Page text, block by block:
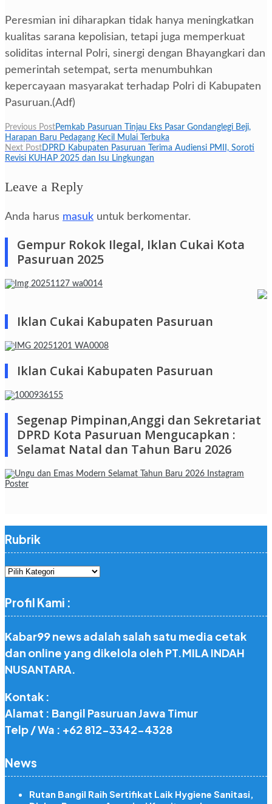
Peresmian ini diharapkan tidak hanya meningkatkan
kualitas sarana kepolisian, tetapi juga memperkuat
soliditas internal Polri, sinergi dengan Bhayangkari dan
pemerintah setempat, serta menumbuhkan
kepercayaan masyarakat terhadap Polri di Kabupaten
Pasuruan.(Adf)
Navigasi
pos
Previous PostPemkab Pasuruan Tinjau Eks Pasar Gondanglegi Beji,
Harapan Baru Pedagang Kecil Mulai Terbuka
Next PostDPRD Kabupaten Pasuruan Terima Audiensi PMII, Soroti
Revisi KUHAP 2025 dan Isu Lingkungan
Leave a Reply
Anda harus masuk untuk berkomentar.
Gempur Rokok Ilegal, Iklan Cukai Kota
Pasuruan 2025
Iklan Cukai Kabupaten Pasuruan
Iklan Cukai Kabupaten Pasuruan
Segenap Pimpinan,Anggi dan Sekretariat
DPRD Kota Pasuruan Mengucapkan :
Selamat Natal dan Tahun Baru 2026
Rubrik
Rubrik
Profil Kami :
Kabar99 news adalah salah satu media cetak
dan online yang dikelola oleh PT.MILA INDAH
NUSANTARA.
Kontak :
Alamat : Bangil Pasuruan Jawa Timur
Telp / Wa : +62 812-3342-4328
News
Rutan Bangil Raih Sertifikat Laik Hygiene Sanitasi,